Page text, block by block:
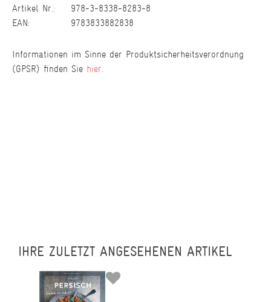
Artikel Nr.:
978-3-8338-8283-8
EAN:
9783833882838
Informationen im Sinne der Produktsicherheitsverordnung
(GPSR) finden Sie hier
IHRE ZULETZT ANGESEHENEN ARTIKEL